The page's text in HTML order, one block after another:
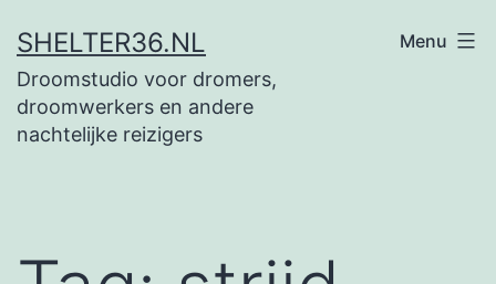
naar
de
inhoud
SHELTER36.NL
Droomstudio voor dromers,
droomwerkers en andere
nachtelijke reizigers
Menu